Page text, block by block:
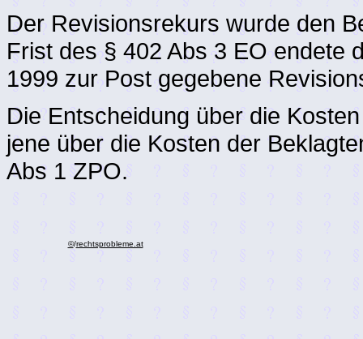
Der Revisionsrekurs wurde den
Frist des § 402 Abs 3 EO endete
1999 zur Post gegebene
Die Entscheidung über die
jene über die Kosten der
Abs 1 ZPO.
©/rechtsprobleme.at